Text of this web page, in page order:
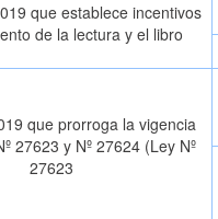
que establece incentivos
de la lectura y el libro
que prorroga la vigencia
27623 y Nº 27624 (Ley Nº
27623